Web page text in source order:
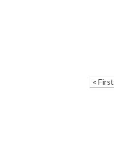
« First